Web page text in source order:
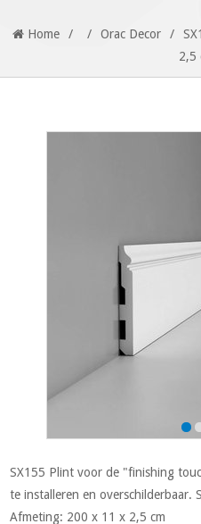
Home / / Orac Decor /
2,5
SX155 Plint voor de "finishing
te installeren en overschilderbaar.
Afmeting: 200 x 11 x 2,5 cm